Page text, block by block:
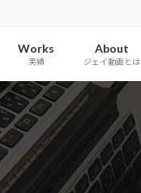
Works
実績
About
ジェイ動画とは